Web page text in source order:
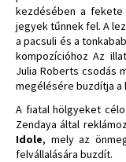
kezdésében a
jegyek tűnnek fel. A
a pacsuli és a
kompozícióhoz Az
Julia Roberts csodás
megélésére buzdítja a
A fiatal hölgyeket
Zendaya által
Idole, mely az
felvállalására buzdít.